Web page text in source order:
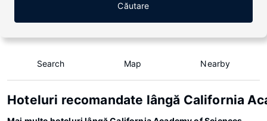
Căutare
Search Map Nearby
Hoteluri recomandate lângă California